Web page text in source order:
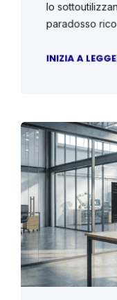
lo
paradosso
INIZIA A